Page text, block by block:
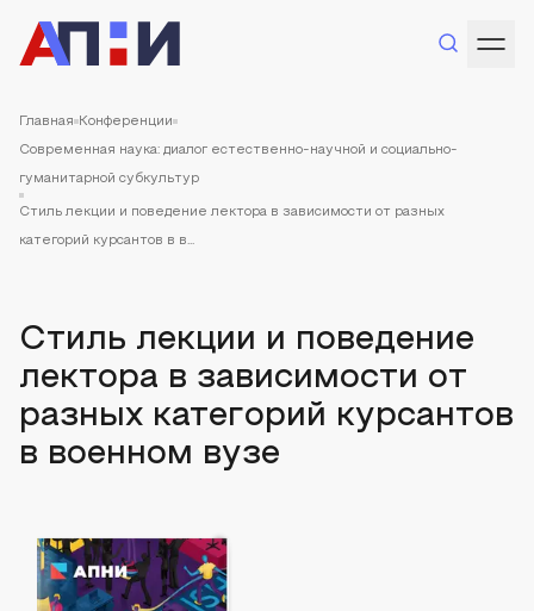
Главная Конференции
Современная наука: диалог естественно-научной и социально-
гуманитарной субкультур
Стиль лекции и поведение лектора в зависимости от разных
категорий курсантов в в...
Стиль лекции и поведение
лектора в зависимости от
разных категорий курсантов
в военном вузе